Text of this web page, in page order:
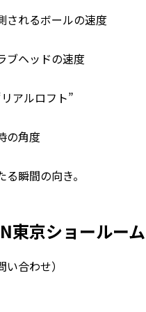
されるボールの速度
ブヘッドの速度
アルロフト”
の角度
瞬間の向き。
東京ショールー
合わせ）